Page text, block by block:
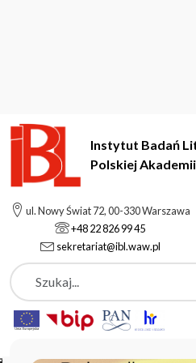
Instytut Badań
Polskiej
ul. Nowy Świat 72, 00-330 Warszawa
+48 22 826 99 45
sekretariat@ibl.waw.pl
Szukaj
Instytut Badań Literackich
Aktualności